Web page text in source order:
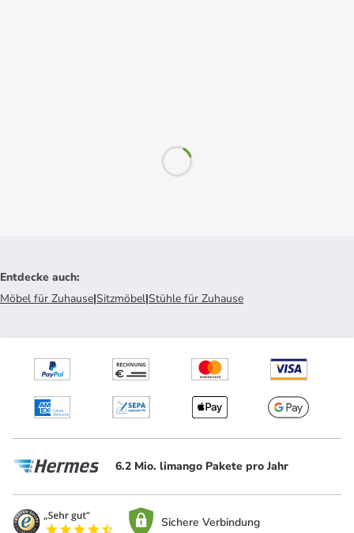
Entdecke auch:
Möbel für Zuhause|Sitzmöbel|Stühle für Zuhause
6.2 Mio. limango Pakete pro Jahr
Sichere Verbindung